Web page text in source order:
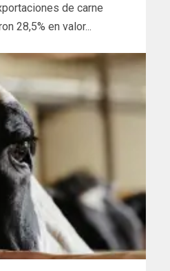
de carne
28,5% en valor...